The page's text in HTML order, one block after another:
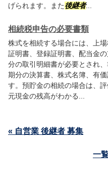
げられます。また後継者...
相続税申告の必要書類
株式を相続する場合には、上
証明書、登録証明書、配当金
分の取引明細書が必要とされ
期分の決算書、株式名簿、有
す。預貯金の相続の場合は、
元現金の残高がわかる...
« 自営業 後継者 募集
一